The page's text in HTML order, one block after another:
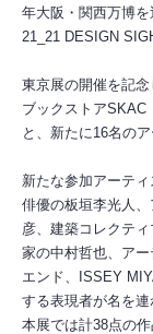
年大阪・関西万博
21_21 DESIGN
東京展の開催を記
ブックストアSKAC
と、新たに16名の
新たな参加アーテ
俳優の板垣李光人
彦、建築コレクテ
家の中村哲也、ア
エンド、ISSEY
する表現者が名を連
本展では計38点の